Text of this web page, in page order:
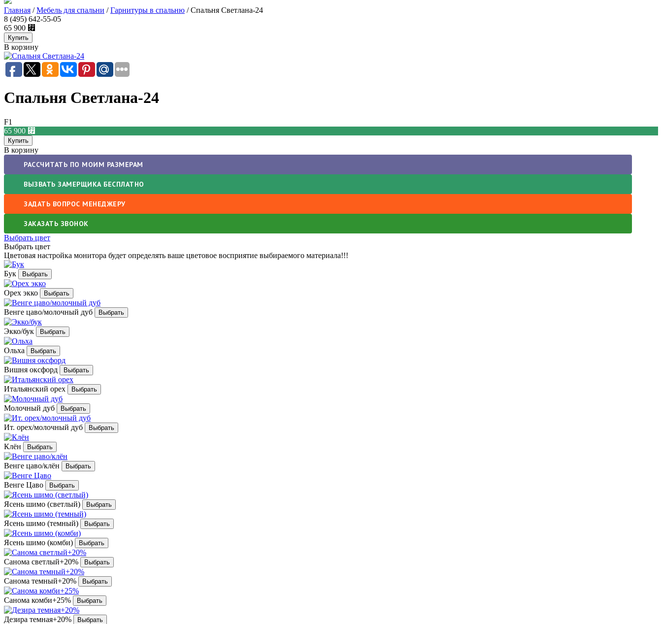
Главная /Мебель для спальни /Гарнитуры в спальню /Спальня Светлана-24
8 (495) 642-55-05
65 900 ⃏
В корзину
Спальня Светлана-24
F1
65 900 ⃏
В корзину
РАССЧИТАТЬ ПО МОИМ РАЗМЕРАМ
ВЫЗВАТЬ ЗАМЕРЩИКА БЕСПЛАТНО
ЗАДАТЬ ВОПРОС МЕНЕДЖЕРУ
ЗАКАЗАТЬ ЗВОНОК
Выбрать цвет
Выбрать цвет
Цветовая настройка монитора будет определять ваше цветовое восприятие выбираемого материала!!!
Бук
Орех экко
Венге цаво/молочный дуб
Экко/бук
Ольха
Вишня оксфорд
Итальянский орех
Молочный дуб
Ит. орех/молочный дуб
Клён
Венге цаво/клён
Венге Цаво
Ясень шимо (светлый)
Ясень шимо (темный)
Ясень шимо (комби)
Санома светлый+20%
Санома темный+20%
Санома комби+25%
Дезира темная+20%